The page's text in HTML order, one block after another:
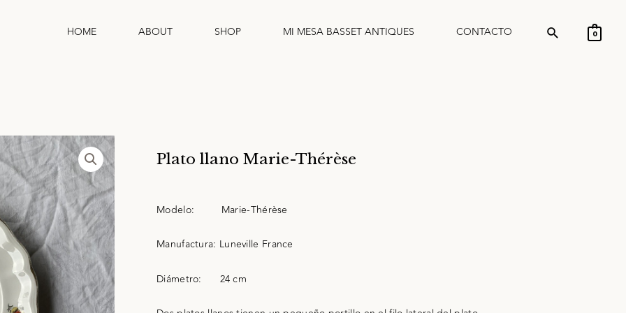
HOME ABOUT SHOP MI MESA BASSET ANTIQUES CONTACTO 0
Plato llano Marie-Thérèse
Modelo: Marie-Thérèse
Manufactura: Luneville France
Diámetro: 24 cm